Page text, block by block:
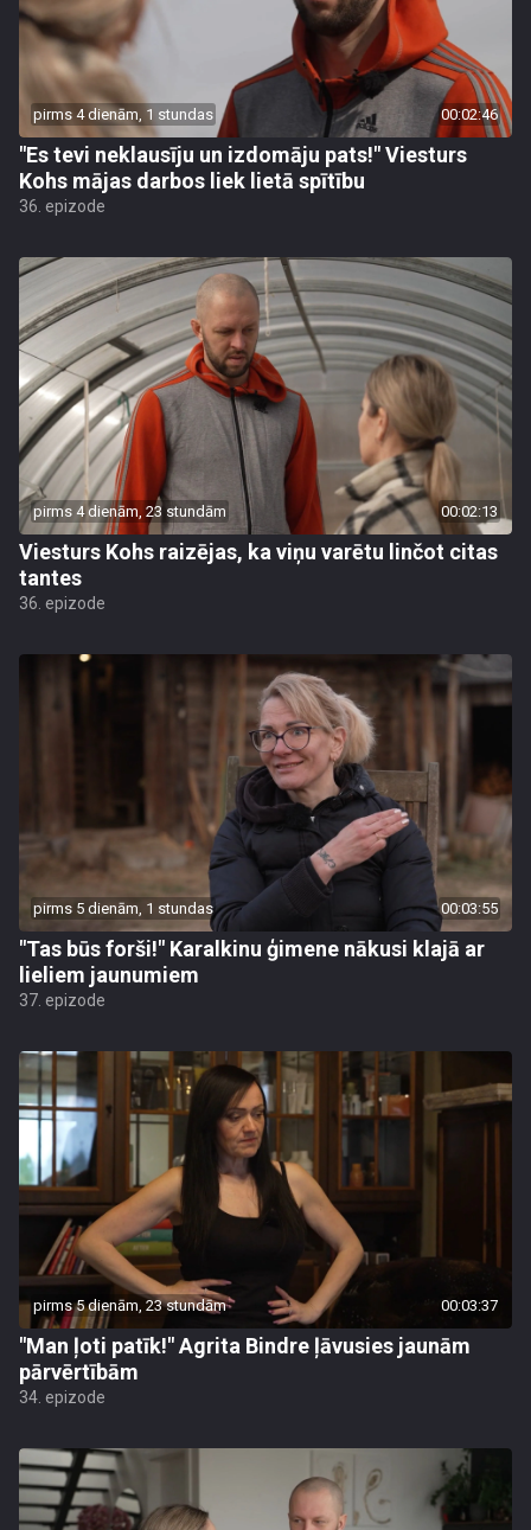
pirms 4 dienām, 1 stundas 00:02:46
"Es tevi neklausīju un izdomāju pats!" Viesturs
Kohs mājas darbos liek lietā spītību
36. epizode
pirms 4 dienām, 23 stundām 00:02:13
Viesturs Kohs raizējas, ka viņu varētu linčot citas
tantes
36. epizode
pirms 5 dienām, 1 stundas 00:03:55
"Tas būs forši!" Karalkinu ģimene nākusi klajā ar
lieliem jaunumiem
37. epizode
pirms 5 dienām, 23 stundām 00:03:37
"Man ļoti patīk!" Agrita Bindre ļāvusies jaunām
pārvērtībām
34. epizode